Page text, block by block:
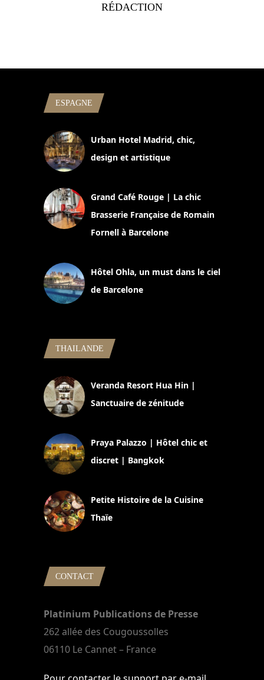
RÉDACTION
ESPAGNE
Urban Hotel Madrid, chic,
design et artistique
Grand Café Rouge | La chic
Brasserie Française de Romain
Fornell à Barcelone
Hôtel Ohla, un must dans le ciel
de Barcelone
THAILANDE
Veranda Resort Hua Hin |
Sanctuaire de zénitude
Praya Palazzo | Hôtel chic et
discret | Bangkok
Petite Histoire de la Cuisine
Thaïe
CONTACT
Platinium Publications de Presse
262 allée des Cougoussolles
06110 Le Cannet – France